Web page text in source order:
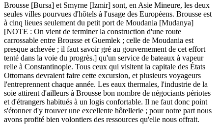
Brousse [Bursa] et Smyrne [Izmir] sont, en Asie Mineure, les deux
seules villes pourvues d'hôtels à l'usage des Européens. Brousse est
à cinq lieues seulement du petit port de Moudania [Mudanya]
[NOTE : On vient de terminer la construction d'une route
carrossable entre Brousse et Guemlek ; celle de Moudania est
presque achevée ; il faut savoir gré au gouvernement de cet effort
tenté dans la voie du progrès.] qu'un service de bateaux à vapeur
relie à Constantinople. Tous ceux qui visitent la capitale des États
Ottomans devraient faire cette excursion, et plusieurs voyageurs
l'entreprennent chaque année. Les eaux thermales, l'industrie de la
soie attirent d'ailleurs à Brousse bon nombre de négociants périotes
et d'étrangers habitués à un logis confortable. Il ne faut donc point
s'étonner d'y trouver une excellente hôtellerie ; pour notre part nous
avons profité bien volontiers des ressources qu'elle nous offrait.